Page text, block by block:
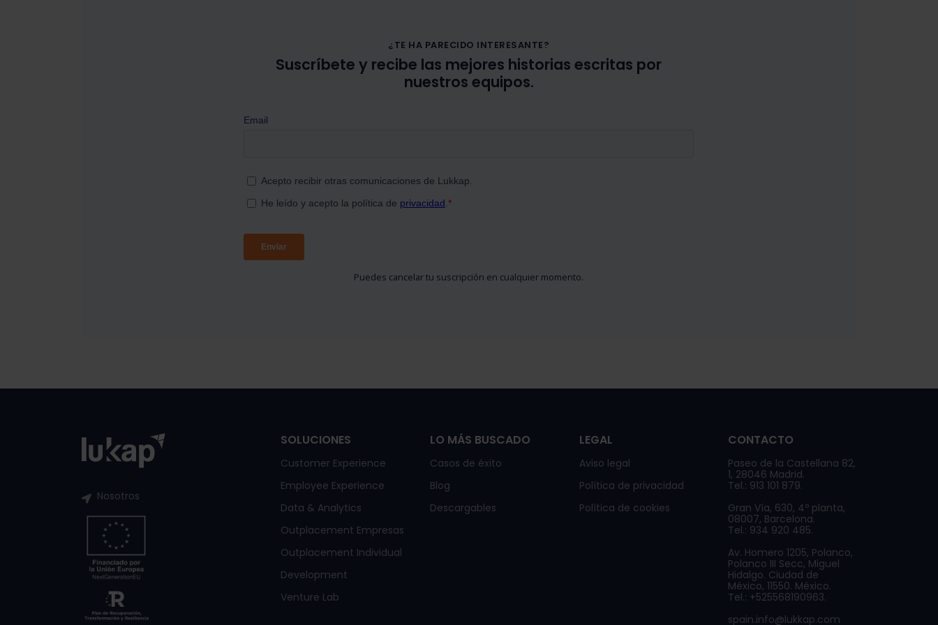
¿TE HA PARECIDO INTERESANTE?
Suscríbete y recibe las mejores historias escritas por
nuestros equipos.
Puedes cancelar tu suscripción en cualquier momento.
Nosotros
SOLUCIONES
Customer Experience
Employee Experience
Data & Analytics
Outplacement Empresas
Outplacement Individual
Development
Venture Lab
LO MÁS BUSCADO
Casos de éxito
Blog
Descargables
LEGAL
Aviso legal
Política de privacidad
Política de cookies
CONTACTO
Paseo de la Castellana 82,
1, 28046 Madrid.
Tel.: 913 101 879.
Gran Vía, 630, 4º planta,
08007, Barcelona.
Tel.: 934 920 485.
Av. Homero 1205, Polanco,
Polanco III Secc, Miguel
Hidalgo. Ciudad de
México, 11550. México.
Tel.: +525568190963.
spain.info@lukkap.com